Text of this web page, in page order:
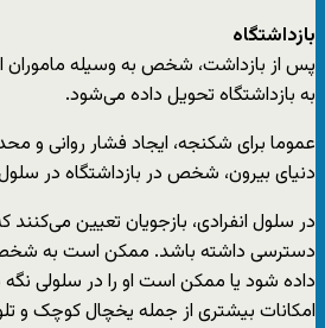
بازداشتگاه
پس از بازداشت، شخص به وسیله ماموران
به بازداشتگاه تحویل داده می‌شود.
عموما برای شکنجه، ایجاد فشار روانی و
دنیای بیرون، شخص در بازداشتگاه در
در سلول انفرادی، بازجویان تعیین
دسترسی داشته باشد. ممکن است به
داده شود یا ممکن است او را در سلولی
امکانات بیشتری از جمله یخچال کوچک و